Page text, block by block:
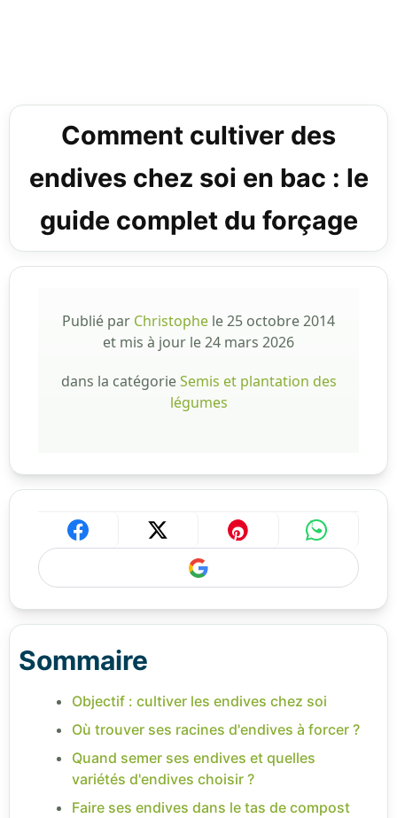
Comment cultiver des
endives chez soi en bac : le
guide complet du forçage
Publié par Christophe le25 octobre 2014
et mis à jour le24 mars 2026
dans la catégorieSemis et plantation des
légumes
Sommaire
Objectif : cultiver les endives chez soi
Où trouver ses racines d'endives à forcer ?
Quand semer ses endives et quelles
variétés d'endives choisir ?
Faire ses endives dans le tas de compost